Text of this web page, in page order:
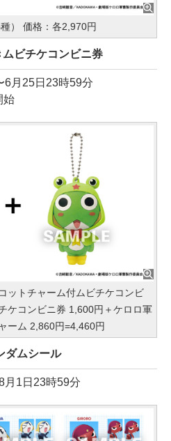
） 価格：各2,970円
ビチケコンビニ券
6月25日23時59分
始
ットチャーム付ムビチケコンビ
ケコンビニ券 1,600円＋ケロロ軍
ーム 2,860円=4,460円
ダムシール
月1日23時59分